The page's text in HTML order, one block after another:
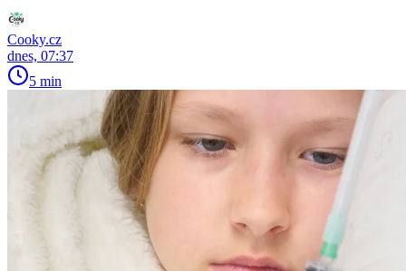
Cooky.cz
dnes, 07:37
5 min